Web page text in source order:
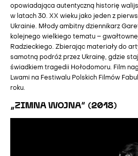
opowiadająca autentyczną historię
w latach 30. XX wieku jako jeden z
Ukrainie. Młody ambitny dziennikarz
kolejnego wielkiego tematu –
Radzieckiego. Zbierając materiały do
samotną podróż przez Ukrainę, gdzie
świadkiem tragedii Hołodomoru. Film
Lwami na Festiwalu Polskich Filmów
roku.
„ZIMNA WOJNA” (2018)